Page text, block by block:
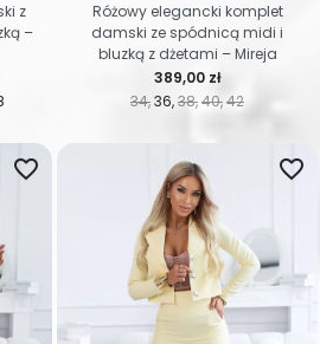
z
–
34 36 38 40 42
Cena
389,00 zł
Różowy elegancki komplet
damski ze spódnicą midi i
bluzką z dżetami – Mireja
favorite_border favorite_border